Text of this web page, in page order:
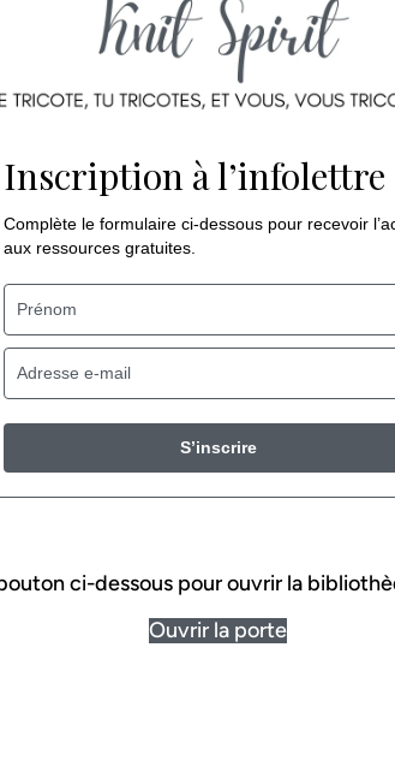
Inscription à l’infolettre
Complète le formulaire ci-dessous pour recevoir
aux ressources gratuites.
S’inscrire
ci-dessous pour ouvrir la
Ouvrir la porte